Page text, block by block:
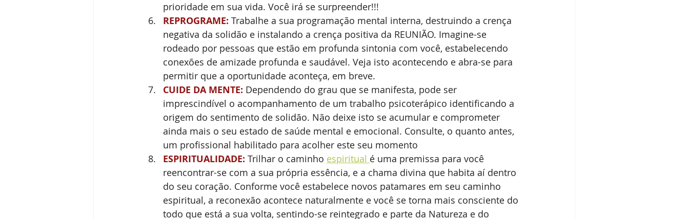
prioridade em sua vida. Você irá se surpreender!!!
REPROGRAME: Trabalhe a sua programação mental interna, destruindo a crença
negativa da solidão e instalando a crença positiva da REUNIÃO. Imagine-se
rodeado por pessoas que estão em profunda sintonia com você, estabelecendo
conexões de amizade profunda e saudável. Veja isto acontecendo e abra-se para
permitir que a oportunidade aconteça, em breve.
CUIDE DA MENTE: Dependendo do grau que se manifesta, pode ser
imprescindível o acompanhamento de um trabalho psicoterápico identificando a
origem do sentimento de solidão. Não deixe isto se acumular e comprometer
ainda mais o seu estado de saúde mental e emocional. Consulte, o quanto antes,
um profissional habilitado para acolher este seu momento
ESPIRITUALIDADE: Trilhar o caminho espiritual é uma premissa para você
reencontrar-se com a sua própria essência, e a chama divina que habita aí dentro
do seu coração. Conforme você estabelece novos patamares em seu caminho
espiritual, a reconexão acontece naturalmente e você se torna mais consciente do
todo que está a sua volta, sentindo-se reintegrado e parte da Natureza e do